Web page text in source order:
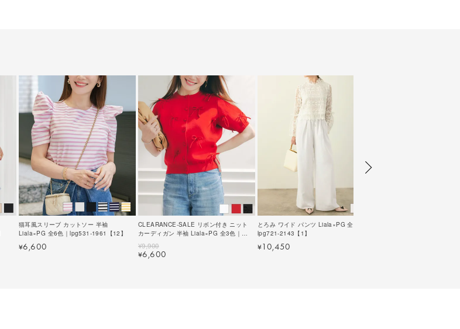
猫耳風スリーブ カットソー 半袖
Liala×PG 全6色｜lpg531-1961【12】
¥6,600
CLEARANCE-SALE リボン付き ニット
カーディガン 半袖 Liala×PG 全3色｜
lpg421-2134【1】
¥9,900
¥6,600
とろみ ワイド パンツ Liala×PG 全2色｜
lpg721-2143【1】
¥10,450